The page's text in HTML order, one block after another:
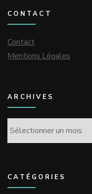
CONTACT
Contact
Mentions Légales
ARCHIVES
Archives
CATÉGORIES